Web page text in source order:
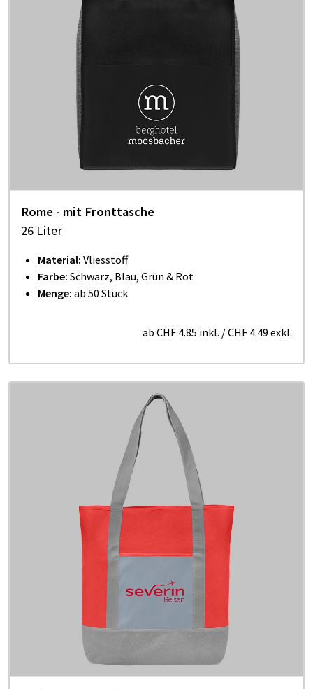
Rome - mit Fronttasche
26 Liter
Material: Vliesstoff
Farbe: Schwarz, Blau, Grün & Rot
Menge: ab 50 Stück
ab CHF 4.85 inkl. /CHF 4.49 exkl.